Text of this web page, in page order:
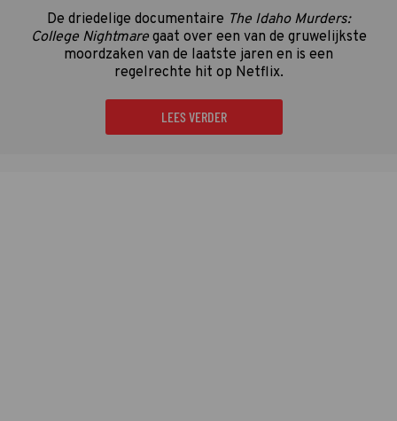
De driedelige documentaire The Idaho Murders:
College Nightmaregaat over een van de gruwelijkste
moordzaken van de laatste jaren en is een
regelrechte hit op Netflix.
LEES VERDER